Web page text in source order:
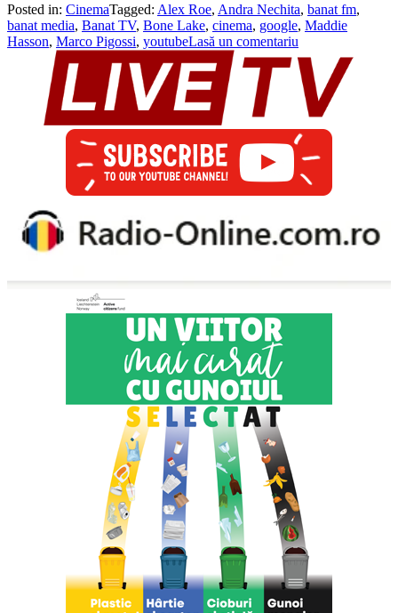
Posted in: CinemaTagged: Alex Roe, Andra Nechita, banat fm,
banat media, Banat TV, Bone Lake, cinema, google, Maddie
Hasson, Marco Pigossi, youtubeLasă un comentariu